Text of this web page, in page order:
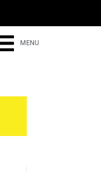
MENU